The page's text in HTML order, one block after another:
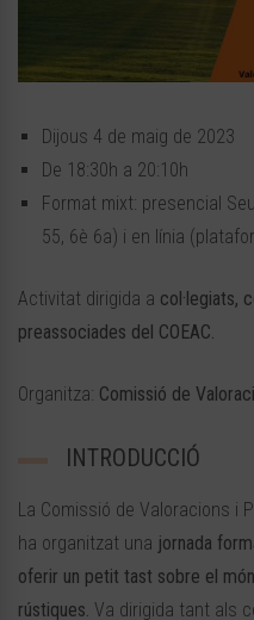
Dijous 4 de maig de 2023
De 18:30h a 20:10h
Format mixt: presencial
55, 6è 6a) i en línia
Activitat dirigida a col·legiats,
preassociades del COEAC.
Organitza: Comissió de
INTRODUCCIÓ
La Comissió de Valoracions i
ha organitzat una jornada
oferir un petit tast sobre el
rústiques. Va dirigida tant als